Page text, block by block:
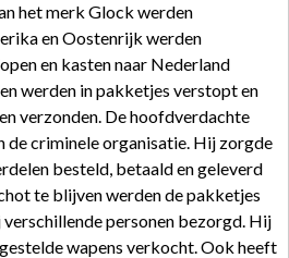
het merk Glock werden
en Oostenrijk werden
en kasten naar Nederland
werden in pakketjes verstopt en
verzonden. De hoofdverdachte
de criminele organisatie. Hij zorgde
besteld, betaald en geleverd
te blijven werden de pakketjes
personen bezorgd. Hij
wapens verkocht. Ook heeft